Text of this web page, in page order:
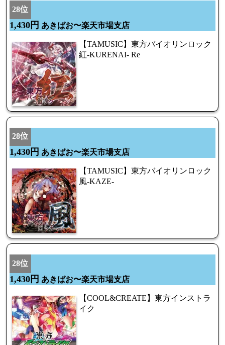
28位
1,430円 あきばお〜楽天市場支店
【TAMUSIC】東方バイオリンロック
紅-KURENAI- Re
28位
1,430円 あきばお〜楽天市場支店
【TAMUSIC】東方バイオリンロック
風-KAZE-
28位
1,430円 あきばお〜楽天市場支店
【COOL&CREATE】東方インストラ
イク